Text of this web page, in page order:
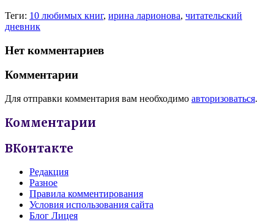
Теги: 10 любимых книг, ирина ларионова, читательский
дневник
Нет комментариев
Комментарии
Для отправки комментария вам необходимо авторизоваться.
Комментарии
ВКонтакте
Редакция
Разное
Правила комментирования
Условия использования сайта
Блог Лицея